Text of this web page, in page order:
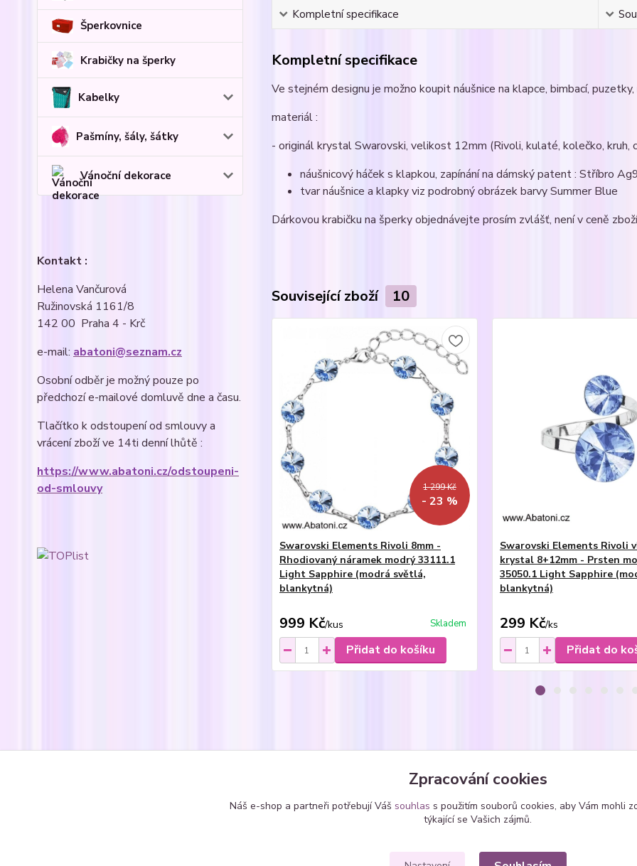
Šperkovnice
Krabičky na šperky
Kabelky
Pašmíny, šály, šátky
Vánoční dekorace
Kontakt :
Helena Vančurová
Ružinovská 1161/8
142 00 Praha 4 - Krč
e-mail: abatoni@seznam.cz
Osobní odběr je možný pouze po
předchozí e-mailové domluvě dne a času.
Tlačítko k odstoupení od smlouvy a
vrácení zboží ve 14ti denní lhůtě :
https://www.abatoni.cz/odstoupeni-
od-smlouvy
Kompletní specifikace
Kompletní specifikace
Ve stejném designu je možno koupit náušnice na klapce, bimbací,
materiál :
- originál krystal Swarovski, velikost 12mm (Rivoli, kulaté, kolečko, kruh,
náušnicový háček s klapkou, zapínání na dámský patent : Stříbro
tvar náušnice a klapky viz podrobný obrázek barvy Summer Blue
Dárkovou krabičku na šperky objednávejte prosím zvlášť, není v ceně
Související zboží 10
1 299 Kč
- 23 %
Swarovski Elements Rivoli 8mm -
Rhodiovaný náramek modrý 33111.1
Light Sapphire (modrá světlá,
blankytná)
999 Kč/kus Skladem
Přidat do košíku
Swarovski Elements Rivoli
krystal 8+12mm - Prsten
35050.1 Light Sapphire
blankytná)
299 Kč/ks
Přidat do
Zboží zařazeno v kategoriích
Náušnice
Náušnice - vlepené
SWAROVSKI krystaly
Zpracování cookies
Náš e-shop a partneři potřebují Váš souhlas s použitím souborů cookies, aby Vám mohli
týkající se Vašich zájmů.